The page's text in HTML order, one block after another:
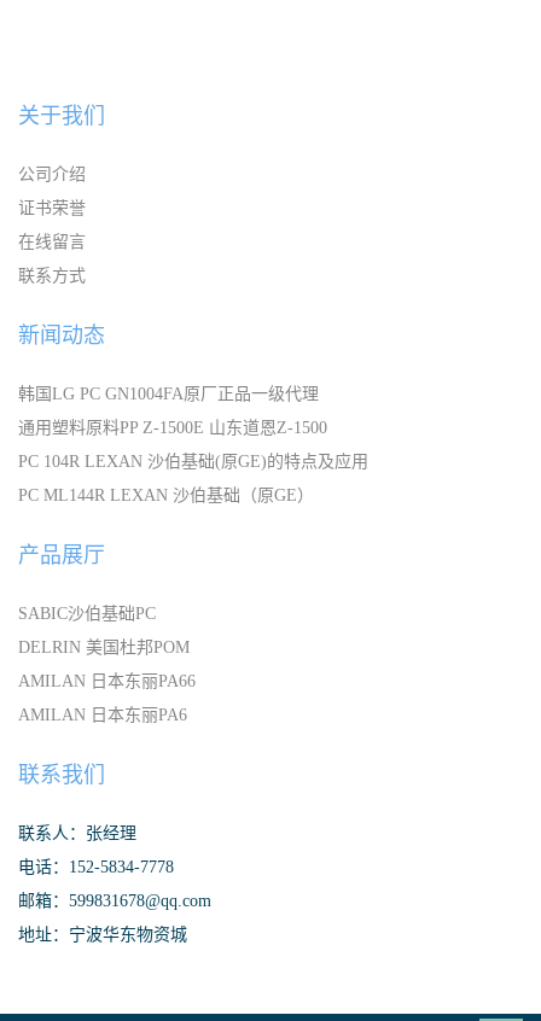
关于我们
公司介绍
证书荣誉
在线留言
联系方式
新闻动态
韩国LG PC GN1004FA原厂正品一级代理
通用塑料原料PP Z-1500E 山东道恩Z-1500
PC 104R LEXAN 沙伯基础(原GE)的特点及应用
PC ML144R LEXAN 沙伯基础（原GE）
产品展厅
SABIC沙伯基础PC
DELRIN 美国杜邦POM
AMILAN 日本东丽PA66
AMILAN 日本东丽PA6
联系我们
联系人：张经理
电话：152-5834-7778
邮箱：599831678@qq.com
地址：宁波华东物资城